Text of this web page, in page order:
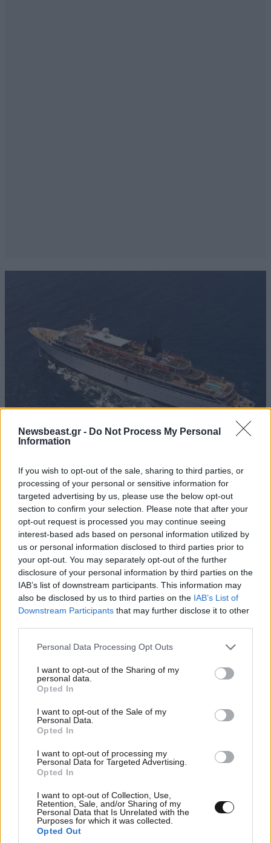
Newsbeast.gr - Do Not Process My Personal
Information
If you wish to opt-out of the sale, sharing to third parties, or
processing of your personal or sensitive information for
targeted advertising by us, please use the below opt-out
section to confirm your selection. Please note that after your
opt-out request is processed you may continue seeing
interest-based ads based on personal information utilized by
us or personal information disclosed to third parties prior to
your opt-out. You may separately opt-out of the further
disclosure of your personal information by third parties on the
IAB’s list of downstream participants. This information may
also be disclosed by us to third parties on the IAB’s List of
Downstream Participants that may further disclose it to other
Please note that this website/app uses one or more Google
not limited to your visit or usage behaviour. You may click to
grant or deny consent to Google and its third-party tags to
use your data for below specified purposes in below Google
consent section.
Personal Data Processing Opt Outs
I want to opt-out of the Sharing of my
personal data.
Opted In
I want to opt-out of the Sale of my
Personal Data.
Opted In
I want to opt-out of processing my
Personal Data for Targeted Advertising.
Opted In
I want to opt-out of Collection, Use,
Retention, Sale, and/or Sharing of my
Personal Data that Is Unrelated with the
Purposes for which it was collected.
Opted Out
Σαϊεντολόγων» – Βρετανίδα περιγράφει πώς
«παραδόθηκε» στη θρησκευτική ομάδα και
υπέστη χρόνια κακοποίησης
ΚΟΣΜΟΣ10·08·2026 00:58
Το σκοτεινό πρόσωπο πίσω από την επένδυση
του Κούσνερ στην Αλβανία – Ο Σέχου, η
κοκαΐνη και τα εκατομμύρια